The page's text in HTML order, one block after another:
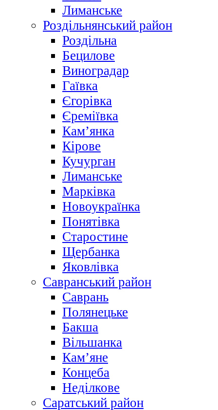
Лиманське
Роздільнянський район
Роздільна
Бецилове
Виноградар
Гаївка
Єгорівка
Єреміївка
Кам’янка
Кірове
Кучурган
Лиманське
Марківка
Новоукраїнка
Понятівка
Старостине
Щербанка
Яковлівка
Савранський район
Саврань
Полянецьке
Бакша
Вільшанка
Кам’яне
Концеба
Неділкове
Саратський район